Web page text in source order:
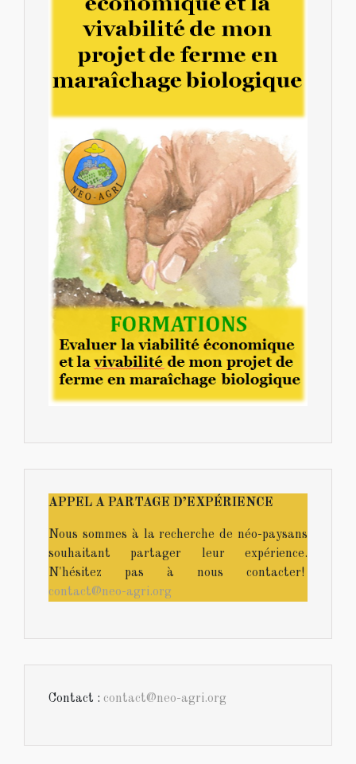
APPEL A PARTAGE D’EXPÉRIENCE
Nous sommes à la recherche de néo-paysans
souhaitant partager leur expérience.
N'hésitez pas à nous contacter!
contact@neo-agri.org
Contact : contact@neo-agri.org